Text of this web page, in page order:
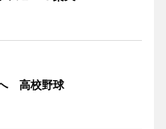
高校野球